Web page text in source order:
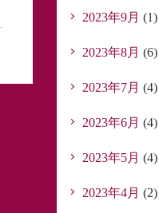
2023年9月 (1)
2023年8月 (6)
2023年7月 (4)
2023年6月 (4)
2023年5月 (4)
2023年4月 (2)